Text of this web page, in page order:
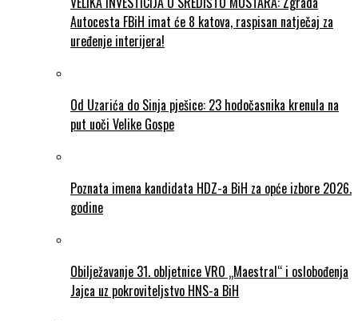
Autocesta FBiH imat će 8 katova, raspisan natječaj za
uređenje interijera!
Od Uzarića do Sinja pješice: 23 hodočasnika krenula na
put uoči Velike Gospe
Poznata imena kandidata HDZ-a BiH za opće izbore 2026.
godine
Obilježavanje 31. obljetnice VRO „Maestral“ i oslobođenja
Jajca uz pokroviteljstvo HNS-a BiH